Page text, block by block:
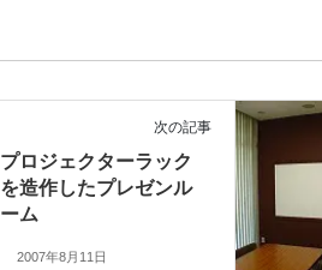
次の記事
プロジェクターラック
を造作したプレゼンル
ーム
2007年8月11日